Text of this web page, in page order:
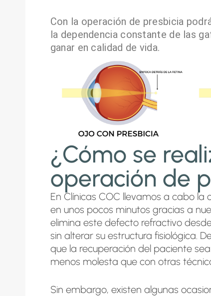
Con la operación de presbicia
la dependencia constante de las
ganar en calidad de vida.
¿Cómo se
operación de
En Clínicas COC llevamos a cabo la
en unos pocos minutos gracias a
elimina este defecto refractivo
sin alterar su estructura fisiológica.
que la recuperación del paciente
menos molesta que con otras
Sin embargo, existen algunas